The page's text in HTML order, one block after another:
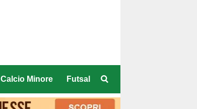
Calcio Minore Futsal